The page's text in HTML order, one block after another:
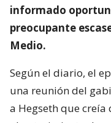
informado
preocupante
Medio.
Según el diario, el
una reunión del
a Hegseth que